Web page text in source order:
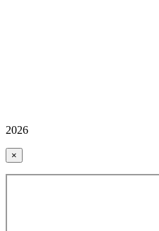
2026
×